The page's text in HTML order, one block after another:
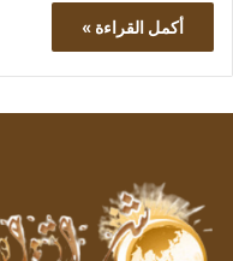
أكمل القراءة »